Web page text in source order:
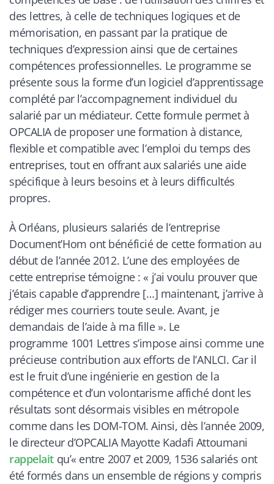
des lettres, à celle de techniques logiques et de
mémorisation, en passant par la pratique de
techniques d’expression ainsi que de certaines
compétences professionnelles. Le programme se
présente sous la forme d’un logiciel d’apprentissage
complété par l’accompagnement individuel du
salarié par un médiateur. Cette formule permet à
OPCALIA de proposer une formation à distance,
flexible et compatible avec l’emploi du temps des
entreprises, tout en offrant aux salariés une aide
spécifique à leurs besoins et à leurs difficultés
propres.
À Orléans, plusieurs salariés de l’entreprise
Document’Hom ont bénéficié de cette formation au
début de l’année 2012. L’une des employées de
cette entreprise témoigne : « j’ai voulu prouver que
j’étais capable d’apprendre […] maintenant, j’arrive à
rédiger mes courriers toute seule. Avant, je
demandais de l’aide à ma fille». Le
programme 1001 Lettres s’impose ainsi comme une
précieuse contribution aux efforts de l’ANLCI. Car il
est le fruit d’une ingénierie en gestion de la
compétence et d’un volontarisme affiché dont les
résultats sont désormais visibles en métropole
comme dans les DOM-TOM. Ainsi, dès l’année 2009,
le directeur d’OPCALIA Mayotte Kadafi Attoumani
rappelaitqu’« entre 2007 et 2009, 1536 salariés ont
été formés dans un ensemble de régions y compris